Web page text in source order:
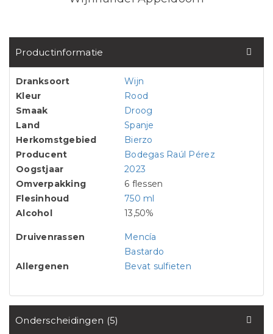
Productinformatie
Dranksoort
Wijn
Kleur
Rood
Smaak
Droog
Land
Spanje
Herkomstgebied
Bierzo
Producent
Bodegas Raúl Pérez
Oogstjaar
2023
Omverpakking
6 flessen
Flesinhoud
750 ml
Alcohol
13,50%
Druivenrassen
Mencía
Bastardo
Allergenen
Bevat sulfieten
Onderscheidingen (5)